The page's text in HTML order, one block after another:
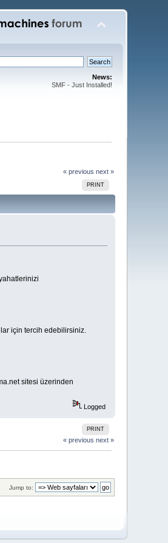
News:
SMF - Just Installed!
« previous next »
PRINT
için tercih edebilirsiniz.
sitesi üzerinden
Logged
PRINT
« previous next »
Jump to: